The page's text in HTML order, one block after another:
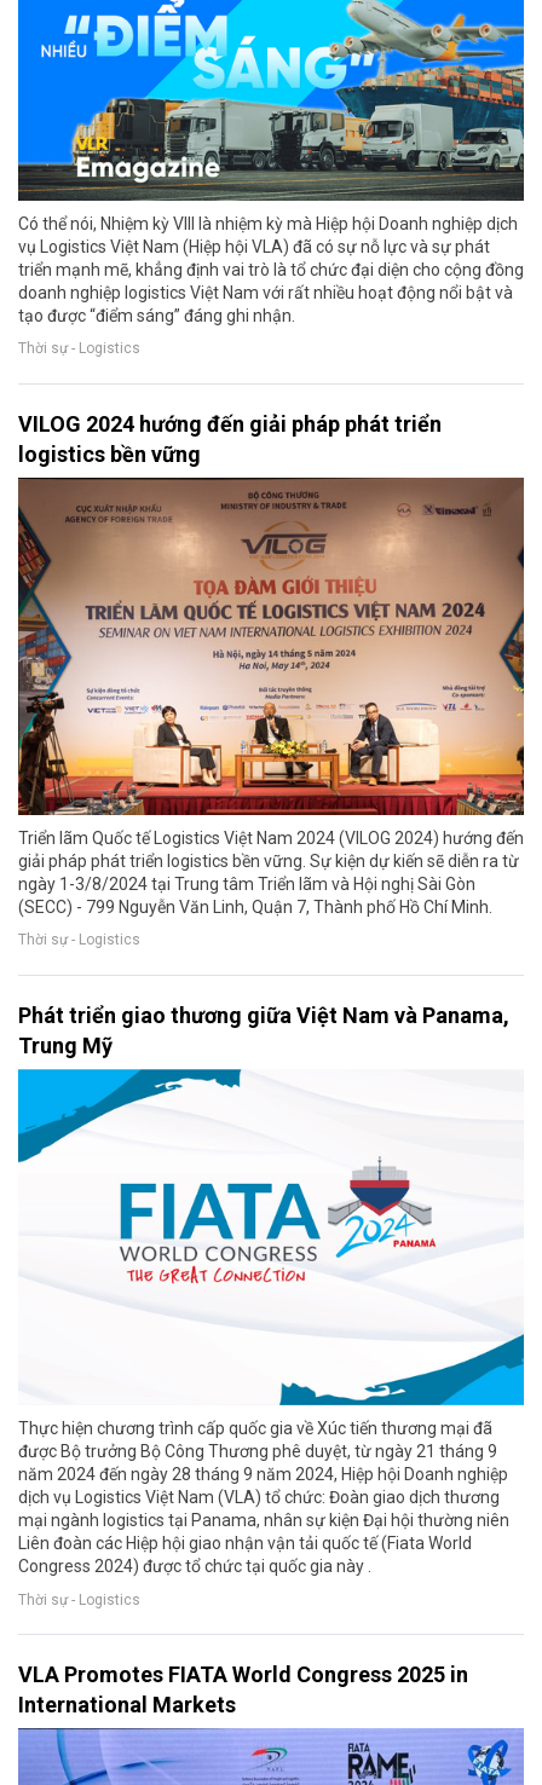
Có thể nói, Nhiệm kỳ VIII là nhiệm kỳ mà Hiệp hội Doanh nghiệp dịch
vụ Logistics Việt Nam (Hiệp hội VLA) đã có sự nỗ lực và sự phát
triển mạnh mẽ, khẳng định vai trò là tổ chức đại diện cho cộng đồng
doanh nghiệp logistics Việt Nam với rất nhiều hoạt động nổi bật và
tạo được “điểm sáng” đáng ghi nhận.
Thời sự - Logistics
VILOG 2024 hướng đến giải pháp phát triển
logistics bền vững
Triển lãm Quốc tế Logistics Việt Nam 2024 (VILOG 2024) hướng đến
giải pháp phát triển logistics bền vững. Sự kiện dự kiến sẽ diễn ra từ
ngày 1-3/8/2024 tại Trung tâm Triển lãm và Hội nghị Sài Gòn
(SECC) - 799 Nguyễn Văn Linh, Quận 7, Thành phố Hồ Chí Minh.
Thời sự - Logistics
Phát triển giao thương giữa Việt Nam và Panama,
Trung Mỹ
Thực hiện chương trình cấp quốc gia về Xúc tiến thương mại đã
được Bộ trưởng Bộ Công Thương phê duyệt, từ ngày 21 tháng 9
năm 2024 đến ngày 28 tháng 9 năm 2024, Hiệp hội Doanh nghiệp
dịch vụ Logistics Việt Nam (VLA) tổ chức: Đoàn giao dịch thương
mại ngành logistics tại Panama, nhân sự kiện Đại hội thường niên
Liên đoàn các Hiệp hội giao nhận vận tải quốc tế (Fiata World
Congress 2024) được tổ chức tại quốc gia này .
Thời sự - Logistics
VLA Promotes FIATA World Congress 2025 in
International Markets